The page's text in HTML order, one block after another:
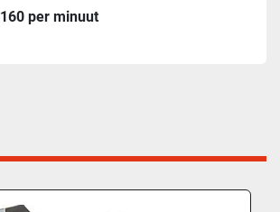
160 per minuut